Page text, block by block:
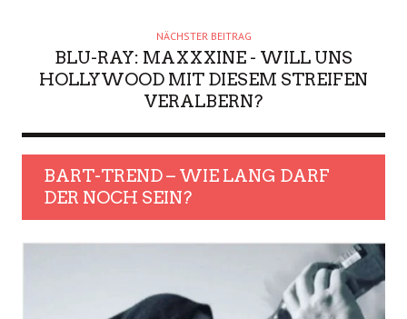
NÄCHSTER BEITRAG
BLU-RAY: MAXXXINE - WILL UNS
HOLLYWOOD MIT DIESEM STREIFEN
VERALBERN?
BART-TREND – WIE LANG DARF
DER NOCH SEIN?